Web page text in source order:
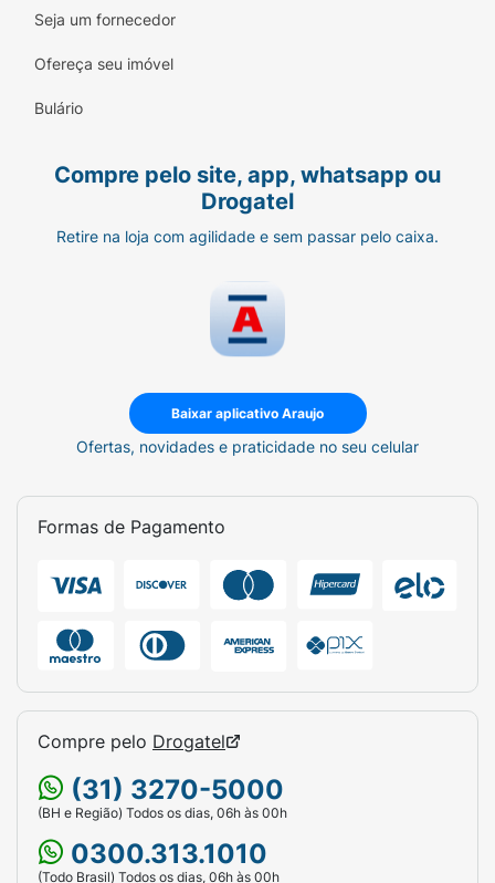
Seja um fornecedor
Ofereça seu imóvel
Bulário
Compre pelo site, app, whatsapp ou
Drogatel
Retire na loja com agilidade e sem passar pelo caixa.
Baixar aplicativo Araujo
Ofertas, novidades e praticidade no seu celular
Formas de Pagamento
Compre pelo Drogatel
(31) 3270-5000
(BH e Região) Todos os dias, 06h às 00h
0300.313.1010
(Todo Brasil) Todos os dias, 06h às 00h